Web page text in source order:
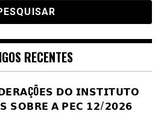
RECENTES
𝗗𝗢 𝗜𝗡𝗦𝗧𝗜𝗧𝗨𝗧𝗢
𝗦𝗢𝗕𝗥𝗘 𝗔 𝗣𝗘𝗖 𝟭𝟮/𝟮𝟬𝟮𝟲